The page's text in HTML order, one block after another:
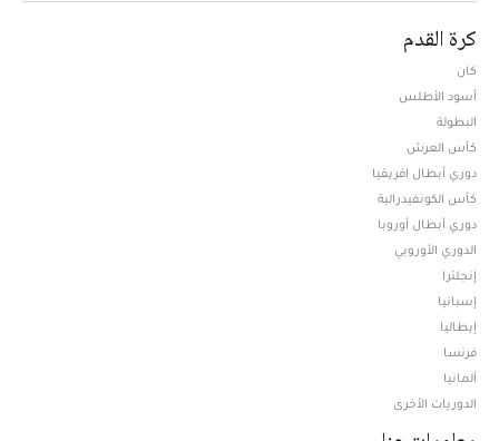
كرة القدم
كان
أسود الأطلس
البطولة
كأس العرش
دوري أبطال افريقيا
كأس الكونفيدرالية
دوري أبطال أوروبا
الدوري الأوروبي
إنجلترا
إسبانيا
إيطاليا
فرنسا
ألمانيا
الدوريات الأخرى